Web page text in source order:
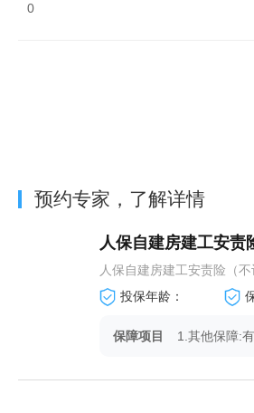
0
预约专家，了解详情
人保自建房建工安责
人保自建房建工安责险（
投保年龄：
保障项目 1.其他保障:有